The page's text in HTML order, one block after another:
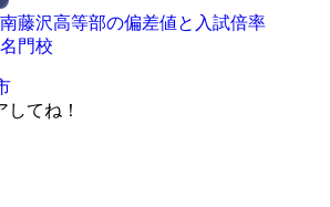
藤沢高等部の偏差値と入試倍率
門校
してね！